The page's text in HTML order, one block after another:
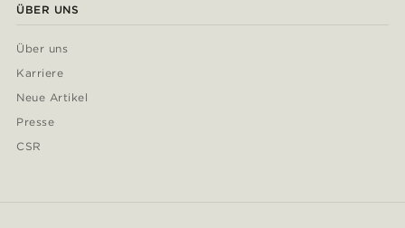
ÜBER UNS
Über uns
Karriere
Neue Artikel
Presse
CSR